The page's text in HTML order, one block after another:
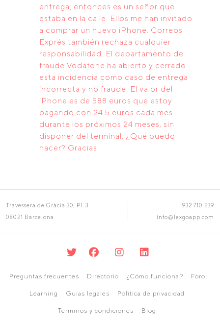
entrega, entonces es un señor que
estaba en la calle. Ellos me han invitado
a comprar un nuevo iPhone. Correos
Exprés también rechaza cualquier
responsabilidad. El departamento de
fraude Vodafone ha abierto y cerrado
esta incidencia como caso de entrega
incorrecta y no fraude. El valor del
iPhone es de 588 euros que estoy
pagando con 24.5 euros cada mes
durante los próximos 24 meses, sin
disponer del terminal. ¿Qué puedo
hacer? Gracias
Travessera de Gràcia 30, Pl. 3
08021 Barcelona
932 710 239
info@lexgoapp.com
Preguntas frecuentes Directorio ¿Cómo funciona? Foro
Learning Guías legales Política de privacidad
Términos y condiciones Blog